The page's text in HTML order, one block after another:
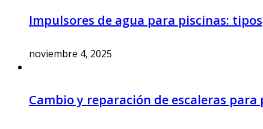
Impulsores de agua para piscinas:
noviembre 4, 2025
Cambio y reparación de escaleras